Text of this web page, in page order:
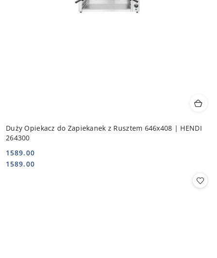
Duży Opiekacz do Zapiekanek z Rusztem 646x408 | HENDI
264300
Cena:
1589.00
Cena:
1589.00